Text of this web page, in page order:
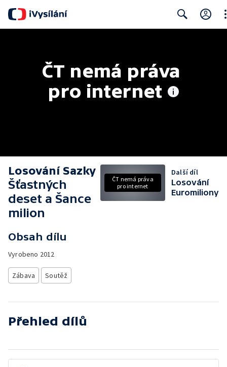
ČT nemá práva
pro internet
Losování Sazky
Šťastných
deset a Šance
milion
Obsah dílu
Vyrobeno 2012
Zábava Soutěž
ČT nemá práva
pro internet
Další díl
Losování
Euromiliony
Přehled dílů